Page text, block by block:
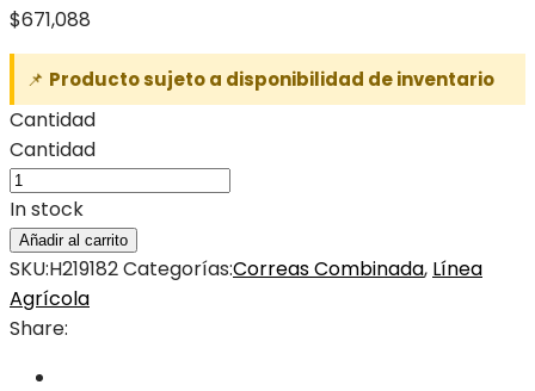
$671,088
📌 Producto sujeto a disponibilidad de inventario
Cantidad
Cantidad
In stock
Añadir al carrito
SKU:H219182Categorías:Correas Combinada, Línea
Agrícola
Share: